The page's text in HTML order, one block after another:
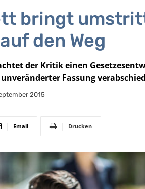
bringt
den Weg
der Kritik einen
Fassung
2015
Email Drucken